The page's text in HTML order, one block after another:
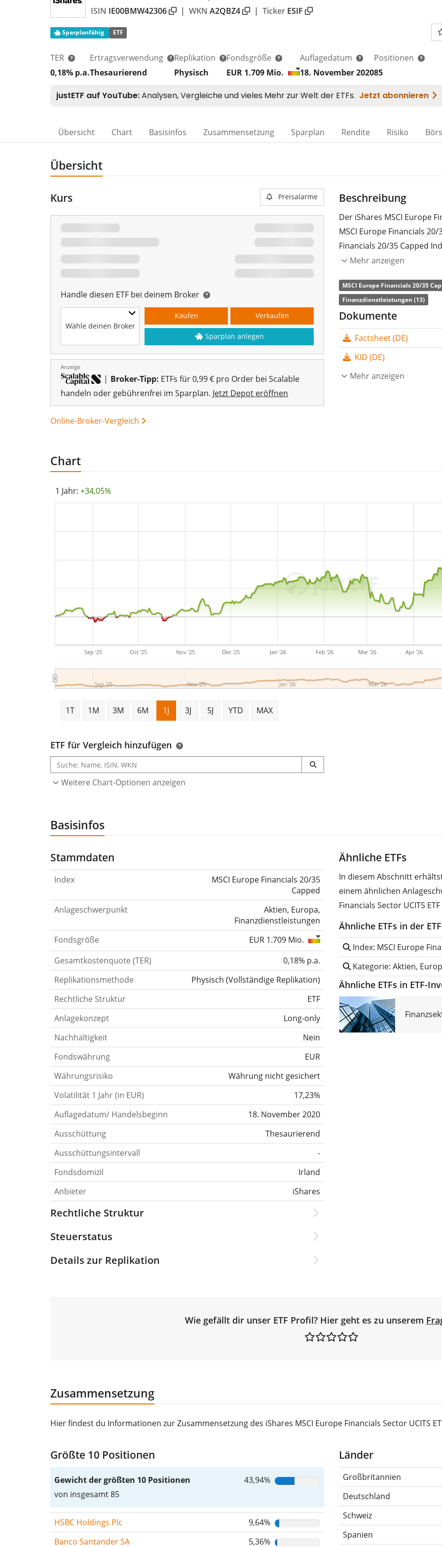
ISIN IE00BMW42306 | WKN A2QBZ4 | Ticker ESIF
Sparplanfähig ETF
TER
0,18% p.a.
Ertragsverwendung
Thesaurierend
Replikation
Physisch
Fondsgröße
EUR 1.709 Mio.
Auflagedatum
18. November 2020
Positionen
85
Übersicht Chart Basisinfos Zusammensetzung Sparplan Rendite Risiko
Übersicht
Kurs Preisalarme
Handle diesen ETF bei deinem Broker
Wähle deinen Broker
Kaufen Verkaufen
Sparplan anlegen
Anzeige
| Broker-Tipp: ETFs für 0,99 € pro Order bei Scalable
handeln oder gebührenfrei im Sparplan. Jetzt Depot eröffnen
Online-Broker-Vergleich
Beschreibung
Der iShares MSCI Europe
MSCI Europe Financials
Financials 20/35 Capped
europäischen
weiteren Unternehmen auf
Die TER
den MSCI Europe
bildet die Wertentwicklung
werden thesauriert
Mehr anzeigen
MSCI Europe Financials 20/35
Finanzdienstleistungen (13)
Dokumente
Factsheet (DE)
KID (DE)
Mehr anzeigen
Chart
1 Jahr: +34,05%
Sep '25 Oct '25 Nov '25 Dec '25 Jan '26 Feb '26 Mar '26 Apr '26
Sep '25 Nov '25 Jan '26 Mar '26
1T 1M 3M 6M 1J 3J 5J YTD MAX
ETF für Vergleich hinzufügen
Weitere Chart-Optionen anzeigen
Basisinfos
Stammdaten
Index
MSCI Europe Financials 20/35
Capped
Anlageschwerpunkt
Aktien, Europa,
Finanzdienstleistungen
Fondsgröße
EUR 1.709 Mio.
Gesamtkostenquote (TER)
0,18% p.a.
Replikationsmethode
Physisch (Vollständige Replikation)
Rechtliche Struktur
ETF
Anlagekonzept
Long-only
Nachhaltigkeit
Nein
Fondswährung
EUR
Währungsrisiko
Währung nicht gesichert
Volatilität 1 Jahr (in EUR)
17,23%
Auflagedatum/ Handelsbeginn
18. November 2020
Ausschüttung
Thesaurierend
Ausschüttungsintervall
-
Fondsdomizil
Irland
Anbieter
iShares
Rechtliche Struktur
Steuerstatus
Details zur Replikation
Ähnliche ETFs
In diesem Abschnitt
einem ähnlichen
Financials Sector UCITS ETF
Ähnliche ETFs in der
Index: MSCI Europe
Kategorie: Aktien,
Ähnliche ETFs in ETF-
Wie gefällt dir unser ETF Profil? Hier geht es zu unserem
Zusammensetzung
Hier findest du Informationen zur Zusammensetzung des iShares MSCI Europe Financials Sector UCITS
Größte 10 Positionen
Gewicht der größten 10 Positionen
von insgesamt 85
43,94%
HSBC Holdings Plc
9,64%
Banco Santander SA
5,36%
Länder
Großbritannien
Deutschland
Schweiz
Spanien